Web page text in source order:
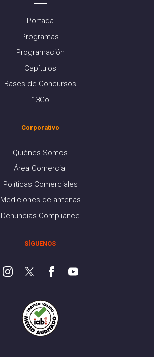
Portada
Programas
Programación
Capítulos
Bases de Concursos
13Go
Corporativo
Quiénes Somos
Área Comercial
Políticas Comerciales
Mediciones de antenas
Denuncias Compliance
SÍGUENOS